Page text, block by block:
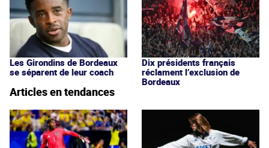
Les Girondins de Bordeaux
se séparent de leur coach
Dix présidents français
réclament l’exclusion de
Bordeaux
Articles en tendances